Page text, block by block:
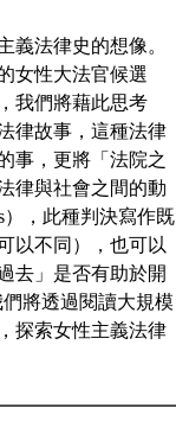
義法律史的想像。
女性大法官候選
我們將藉此思考
律故事，這種法律
事，更將「法院之
律與社會之間的動
），此種判決寫作既
以不同），也可以
去」是否有助於開
將透過閱讀大規模
探索女性主義法律